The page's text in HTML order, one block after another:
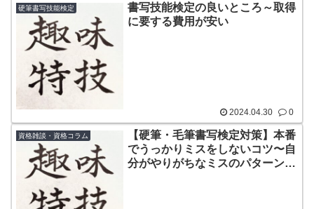
硬筆書写技能検定
書写技能検定の良いところ～取得
に要する費用が安い
2024.04.30 0
資格雑談・資格コラム
【硬筆・毛筆書写検定対策】本番
でうっかりミスをしないコツ〜自
分がやりがちなミスのパターンを